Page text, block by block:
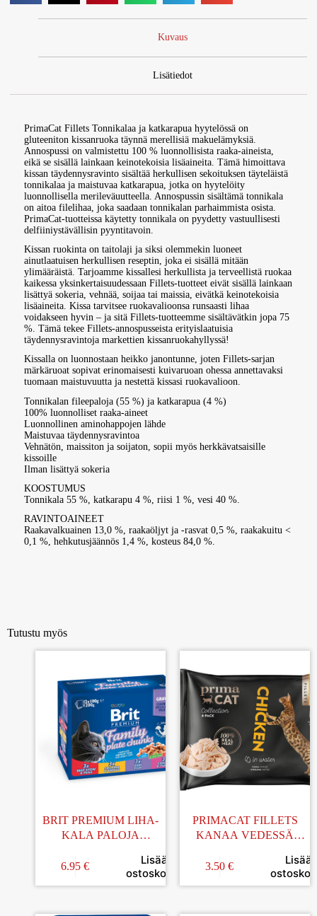
Kuvaus
Lisätiedot
PrimaCat Fillets Tonnikalaa ja katkarapua hyytelössä on
gluteeniton kissanruoka täynnä merellisiä makuelämyksiä.
Annospussi on valmistettu 100 % luonnollisista raaka-aineista,
eikä se sisällä lainkaan keinotekoisia lisäaineita. Tämä himoittava
kissan täydennysravinto sisältää herkullisen sekoituksen täyteläistä
tonnikalaa ja maistuvaa katkarapua, jotka on hyytelöity
luonnollisella merileväuutteella. Annospussin sisältämä tonnikala
on aitoa filelihaa, joka saadaan tonnikalan parhaimmista osista.
PrimaCat-tuotteissa käytetty tonnikala on pyydetty vastuullisesti
delfiiniystävällisin pyyntitavoin.
Kissan ruokinta on taitolaji ja siksi olemmekin luoneet
ainutlaatuisen herkullisen reseptin, joka ei sisällä mitään
ylimääräistä. Tarjoamme kissallesi herkullista ja terveellistä ruokaa
kaikessa yksinkertaisuudessaan Fillets-tuotteet eivät sisällä lainkaan
lisättyä sokeria, vehnää, soijaa tai maissia, eivätkä keinotekoisia
lisäaineita. Kissa tarvitsee ruokavalioonsa runsaasti lihaa
voidakseen hyvin – ja sitä Fillets-tuotteemme sisältävätkin jopa 75
%. Tämä tekee Fillets-annospusseista erityislaatuisia
täydennysravintoja markettien kissanruokahyllyssä!
Kissalla on luonnostaan heikko janontunne, joten Fillets-sarjan
märkäruoat sopivat erinomaisesti kuivaruoan ohessa annettavaksi
tuomaan maistuvuutta ja nestettä kissasi ruokavalioon.
Tonnikalan fileepaloja (55 %) ja katkarapua (4 %)
100% luonnolliset raaka-aineet
Luonnollinen aminohappojen lähde
Maistuvaa täydennysravintoa
Vehnätön, maissiton ja soijaton, sopii myös herkkävatsaisille
kissoille
Ilman lisättyä sokeria
KOOSTUMUS
Tonnikala 55 %, katkarapu 4 %, riisi 1 %, vesi 40 %.
RAVINTOAINEET
Raakavalkuainen 13,0 %, raakaöljyt ja -rasvat 0,5 %, raakakuitu <
0,1 %, hehkutusjäännös 1,4 %, kosteus 84,0 %.
Tutustu myös
BRIT PREMIUM LIHA-
KALA PALOJA
AIKUISILLE KISSOILLE
6.95 €
Lisää
ostoskoriin
PRIMACAT FILLETS
KANAA VEDESSÄ
3.50 €
Lisää